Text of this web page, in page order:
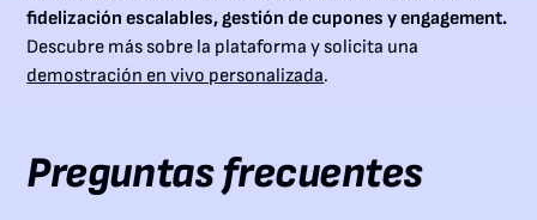
fidelización escalables, gestión de cupones y engagement.
Descubre más sobre la plataforma y solicita una
demostración en vivo personalizada.
Preguntas frecuentes